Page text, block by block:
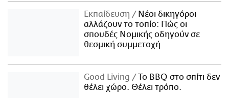
Εκπαίδευση
Νέοι δικηγόροι
αλλάζουν το τοπίο: Πώς οι
σπουδές Νομικής οδηγούν σε
θεσμική συμμετοχή
Good Living
Το BBQ στο σπίτι δεν
θέλει χώρο. Θέλει τρόπο.